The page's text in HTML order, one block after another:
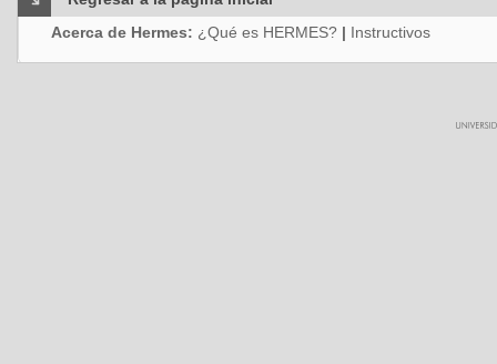
Acerca de Hermes: ¿Qué es HERMES? | Instructivos